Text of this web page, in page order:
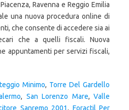
Ravenna e Reggio Emilia
una nuova procedura online di
che consente di accedere sia ai
che a quelli fiscali. Nuova
appuntamenti per servizi fiscali,
Minimo, Torre Del Gardello
, San Lorenzo Mare,Valle
Sanremo 2001, Foractil Per